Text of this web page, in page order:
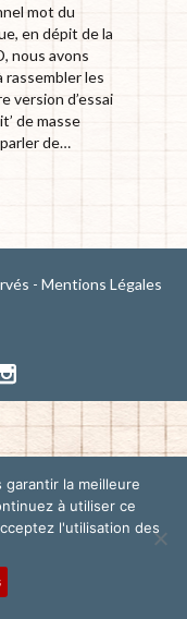
mot du
en dépit de la
nous avons
rassembler les
version d’essai
de masse
de…
- Mentions Légales
la meilleure
à utiliser ce
l'utilisation des